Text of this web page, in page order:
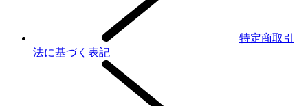
特定商取引
法に基づく表記